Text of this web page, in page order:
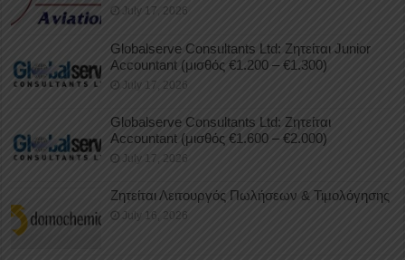
July 17, 2026
Globalserve Consultants Ltd: Ζητείται Junior
Accountant (μισθός €1.200 – €1.300)
July 17, 2026
Globalserve Consultants Ltd: Ζητείται
Accountant (μισθός €1.600 – €2.000)
July 17, 2026
Ζητείται Λειτουργός Πωλήσεων & Τιμολόγησης
July 16, 2026